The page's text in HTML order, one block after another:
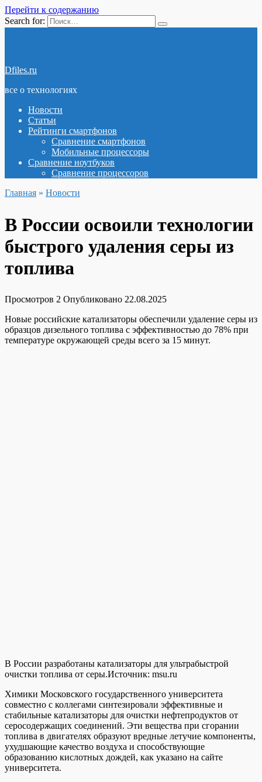
Перейти к содержанию
Search for:
Dfiles.ru
все о технологиях
Новости
Статьи
Рейтинги смартфонов
Сравнение смартфонов
Мобильные процессоры
Сравнение ноутбуков
Сравнение процессоров
Главная » Новости
В России освоили технологии
быстрого удаления серы из
топлива
Просмотров 2 Опубликовано 22.08.2025
Новые российские катализаторы обеспечили удаление серы из
образцов дизельного топлива с эффективностью до 78% при
температуре окружающей среды всего за 15 минут.
В России разработаны катализаторы для ультрабыстрой
очистки топлива от серы.Источник: msu.ru
Химики Московского государственного университета
совместно с коллегами синтезировали эффективные и
стабильные катализаторы для очистки нефтепродуктов от
серосодержащих соединений. Эти вещества при сгорании
топлива в двигателях образуют вредные летучие компоненты,
ухудшающие качество воздуха и способствующие
образованию кислотных дождей, как указано на сайте
университета.